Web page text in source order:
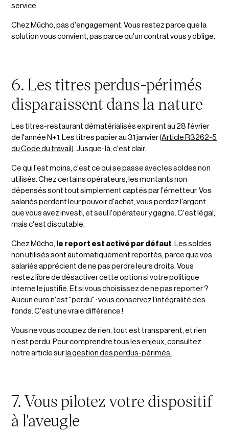
service.
Chez Mūcho, pas d'engagement. Vous restez parce que la
solution vous convient, pas parce qu'un contrat vous y oblige.
6. Les titres perdus-périmés
disparaissent dans la nature
Les titres-restaurant dématérialisés expirent au 28 février
de l'année N+1. Les titres papier au 31 janvier (Article R3262-5
du Code du travail). Jusque-là, c'est clair.
Ce qui l'est moins, c'est ce qui se passe avec les soldes non
utilisés. Chez certains opérateurs, les montants non
dépensés sont tout simplement captés par l'émetteur. Vos
salariés perdent leur pouvoir d'achat, vous perdez l'argent
que vous avez investi, et seul l'opérateur y gagne. C'est légal,
mais c'est discutable.
Chez Mūcho, le report est activé par défaut. Les soldes
non utilisés sont automatiquement reportés, parce que vos
salariés apprécient de ne pas perdre leurs droits. Vous
restez libre de désactiver cette option si votre politique
interne le justifie. Et si vous choisissez de ne pas reporter ?
Aucun euro n'est "perdu" : vous conservez l'intégralité des
fonds. C'est une vraie différence !
Vous ne vous occupez de rien, tout est transparent, et rien
n'est perdu. Pour comprendre tous les enjeux, consultez
notre article sur la gestion des perdus-périmés.
7. Vous pilotez votre dispositif
à l'aveugle